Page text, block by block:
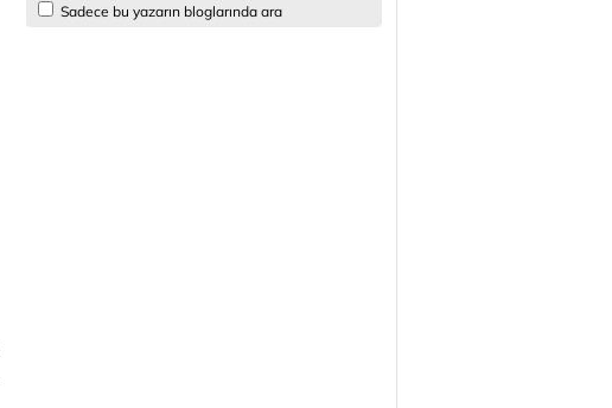
Sadece bu yazarın bloglarında ara